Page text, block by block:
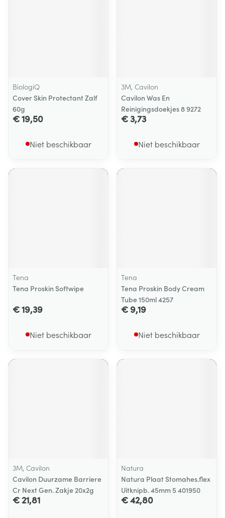
BiologiQ
Cover Skin Protectant Zalf
60g
€ 19,50
Niet beschikbaar
3M, Cavilon
Cavilon Was En
Reinigingsdoekjes 8 9272
€ 3,73
Niet beschikbaar
Tena
Tena Proskin Softwipe
€ 19,39
Niet beschikbaar
Tena
Tena Proskin Body Cream
Tube 150ml 4257
€ 9,19
Niet beschikbaar
3M, Cavilon
Cavilon Duurzame Barriere
Cr Next Gen. Zakje 20x2g
€ 21,81
Natura
Natura Plaat Stomahes.flex
Uitknipb. 45mm 5 401950
€ 42,80